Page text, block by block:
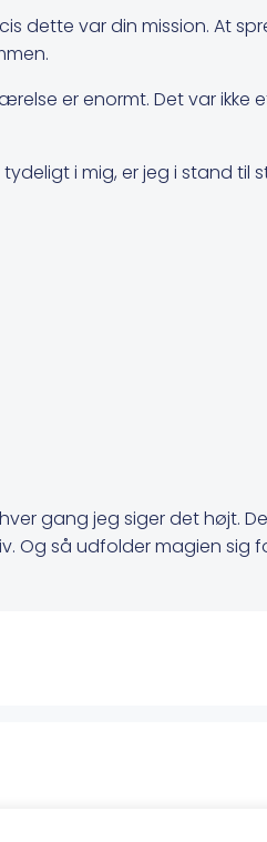
dette var din mission. At
er enormt. Det var ikke
i mig, er jeg i stand
gang jeg siger det højt.
Og så udfolder magien sig